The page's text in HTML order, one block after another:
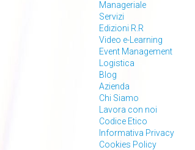
Manageriale
Servizi
Edizioni R.R
Video e-Learning
Event Management
Logistica
Blog
Azienda
Chi Siamo
Lavora con noi
Codice Etico
Informativa Privacy
Cookies Policy